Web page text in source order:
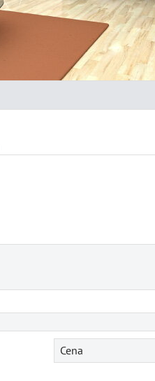
Cena